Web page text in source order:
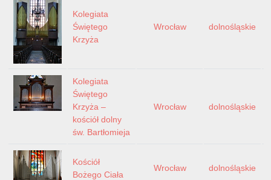
Kolegiata
Świętego
Krzyża
Wrocław dolnośląskie
Kolegiata
Świętego
Krzyża –
kościół dolny
św. Bartłomieja
Wrocław dolnośląskie
Kościół
Bożego Ciała
Wrocław dolnośląskie